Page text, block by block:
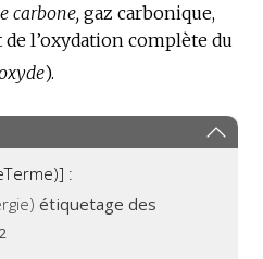
carbone, gaz carbonique,
de l’oxydation complète du
).
:
étiquetage des
2